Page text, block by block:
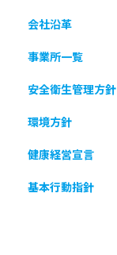
会社沿革
事業所一覧
安全衛生管理方針
環境方針
健康経営宣言
基本行動指針